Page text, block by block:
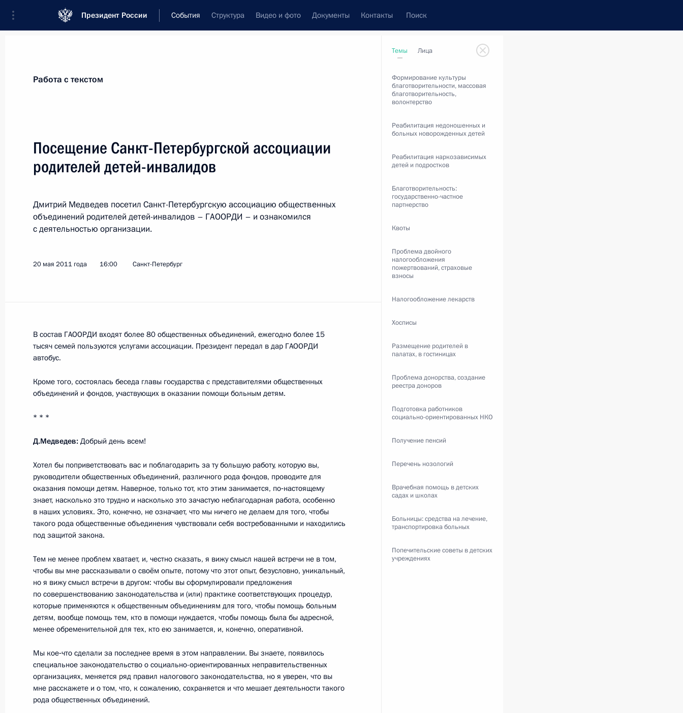
Президент России События Структура Видео и фото Документы Контакты Поиск
Комиссии и советы
май, 2011
Новости
Создана Федеральная служба по интеллектуальной
Телефонный разговор с Президентом Узбекистана Исламом
Рабочая встреча с Заместителем Председателя Правительства –
работающими в России
4 16м
Совещание по вопросам противодействия экстремизму
23 мая 2011 года, 14:30 Москва
5 9м
Указ об общественных советах при МВД
23 мая 2011 года, 14:00
Кадровые изменения в системе МВД
21 мая 2011 года, суббота
Работа с текстом
Посещение Санкт-Петербургской ассоциации
родителей детей-инвалидов
Дмитрий Медведев посетил Санкт-Петербургскую ассоциацию общественных
объединений родителей детей-инвалидов – ГАООРДИ – и ознакомился
с деятельностью организации.
20 мая 2011 года 16:00 Санкт-Петербург
В состав ГАООРДИ входят более 80 общественных объединений, ежегодно более 15
тысяч семей пользуются услугами ассоциации. Президент передал в дар ГАООРДИ
автобус.
Кроме того, состоялась беседа главы государства с представителями общественных
объединений и фондов, участвующих в оказании помощи больным детям.
* * *
Д.Медведев: Добрый день всем!
Хотел бы поприветствовать вас и поблагодарить за ту большую работу, которую вы,
руководители общественных объединений, различного рода фондов, проводите для
оказания помощи детям. Наверное, только тот, кто этим занимается, по‑настоящему
знает, насколько это трудно и насколько это зачастую неблагодарная работа, особенно
в наших условиях. Это, конечно, не означает, что мы ничего не делаем для того, чтобы
такого рода общественные объединения чувствовали себя востребованными и находились
под защитой закона.
Тем не менее проблем хватает, и, честно сказать, я вижу смысл нашей встречи не в том,
чтобы вы мне рассказывали о своём опыте, потому что этот опыт, безусловно, уникальный,
но я вижу смысл встречи в другом: чтобы вы сформулировали предложения
по совершенствованию законодательства и (или) практике соответствующих процедур,
которые применяются к общественным объединениям для того, чтобы помощь больным
детям, вообще помощь тем, кто в помощи нуждается, чтобы помощь была бы адресной,
менее обременительной для тех, кто ею занимается, и, конечно, оперативной.
Мы кое‑что сделали за последнее время в этом направлении. Вы знаете, появилось
специальное законодательство о социально-ориентированных неправительственных
организациях, меняется ряд правил налогового законодательства, но я уверен, что вы
мне расскажете и о том, что, к сожалению, сохраняется и что мешает деятельности такого
рода общественных объединений.
Темы
Формирование культуры
благотворительности, массовая
благотворительность,
волонтерство
Реабилитация недоношенных и
больных новорожденных детей
Реабилитация наркозависимых
детей и подростков
Благотворительность:
государственно-частное
партнерство
Квоты
Проблема двойного
налогообложения
пожертвований, страховые
взносы
Налогообложение лекарств
Хосписы
Размещение родителей в
палатах, в гостиницах
Проблема донорства, создание
реестра доноров
Подготовка работников
социально-ориентированных НКО
Получение пенсий
Перечень нозологий
Врачебная помощь в детских
садах и школах
Больницы: средства на лечение,
транспортировка больных
Попечительские советы в детских
учреждениях
Лица